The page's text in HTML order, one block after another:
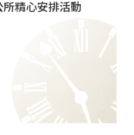
精心安排活動